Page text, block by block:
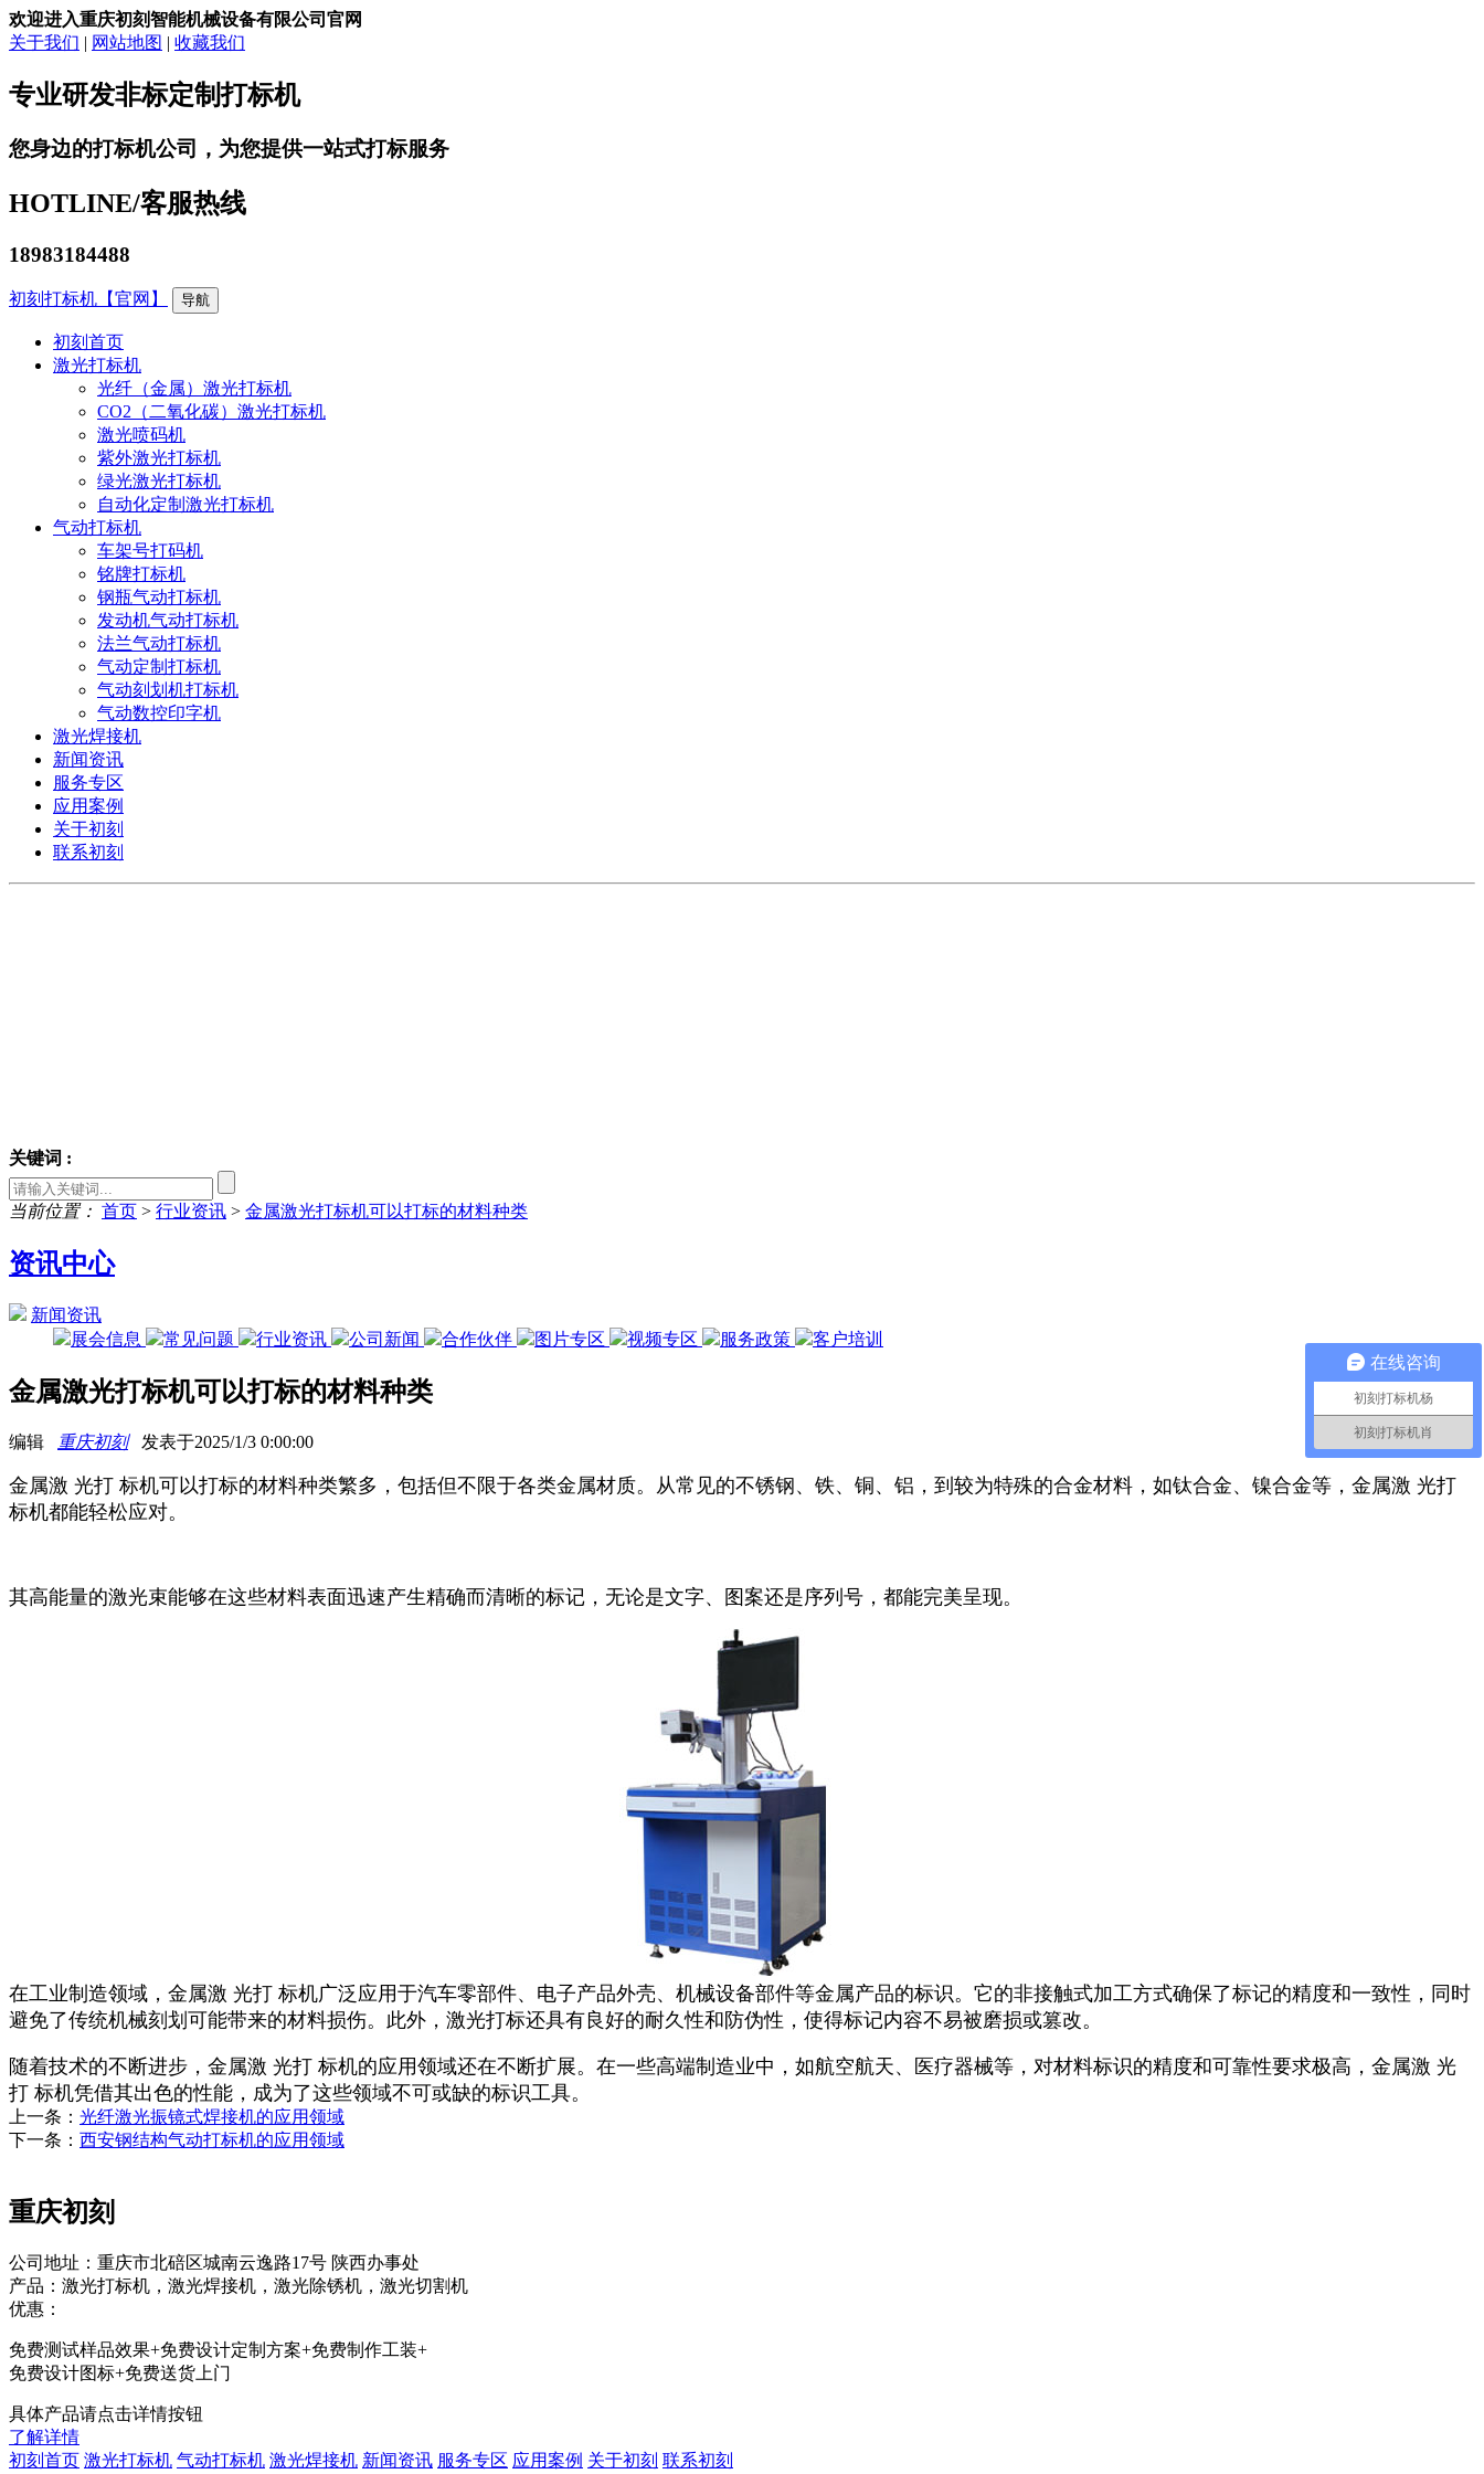
欢迎进入重庆初刻智能机械设备有限公司官网
关于我们 | 网站地图 | 收藏我们
专业研发非标定制打标机
您身边的打标机公司，为您提供一站式打标服务
HOTLINE/客服热线
18983184488
初刻打标机【官网】 导航
初刻首页
激光打标机
光纤（金属）激光打标机
CO2（二氧化碳）激光打标机
激光喷码机
紫外激光打标机
绿光激光打标机
自动化定制激光打标机
气动打标机
车架号打码机
铭牌打标机
钢瓶气动打标机
发动机气动打标机
法兰气动打标机
气动定制打标机
气动刻划机打标机
气动数控印字机
激光焊接机
新闻资讯
服务专区
应用案例
关于初刻
联系初刻
关键词 :
当前位置： 首页 > 行业资讯 > 金属激光打标机可以打标的材料种类
资讯中心
新闻资讯
展会信息
常见问题 行业资讯 公司新闻 合作伙伴 图片专区 视频专区 服务政策 客户培训
金属激光打标机可以打标的材料种类
编辑 重庆初刻发表于2025/1/3 0:00:00
金属激 光打 标机可以打标的材料种类繁多，包括但不限于各类金属材质。从常见的不锈钢、铁、铜、铝，到较为特殊的合金材料，如钛合金、镍合金等，金属激 光打
标机都能轻松应对。
其高能量的激光束能够在这些材料表面迅速产生精确而清晰的标记，无论是文字、图案还是序列号，都能完美呈现。
在工业制造领域，金属激 光打 标机广泛应用于汽车零部件、电子产品外壳、机械设备部件等金属产品的标识。它的非接触式加工方式确保了标记的精度和一致性，同时
避免了传统机械刻划可能带来的材料损伤。此外，激光打标还具有良好的耐久性和防伪性，使得标记内容不易被磨损或篡改。
随着技术的不断进步，金属激 光打 标机的应用领域还在不断扩展。在一些高端制造业中，如航空航天、医疗器械等，对材料标识的精度和可靠性要求极高，金属激 光
打 标机凭借其出色的性能，成为了这些领域不可或缺的标识工具。
上一条： 光纤激光振镜式焊接机的应用领域
下一条： 西安钢结构气动打标机的应用领域
重庆初刻
公司地址：重庆市北碚区城南云逸路17号 陕西办事处
产品：激光打标机，激光焊接机，激光除锈机，激光切割机
优惠：
免费测试样品效果+免费设计定制方案+免费制作工装+
免费设计图标+免费送货上门
具体产品请点击详情按钮
了解详情
初刻首页 激光打标机 气动打标机 激光焊接机 新闻资讯 服务专区 应用案例 关于初刻 联系初刻
在线咨询
初刻打标机杨
初刻打标机肖